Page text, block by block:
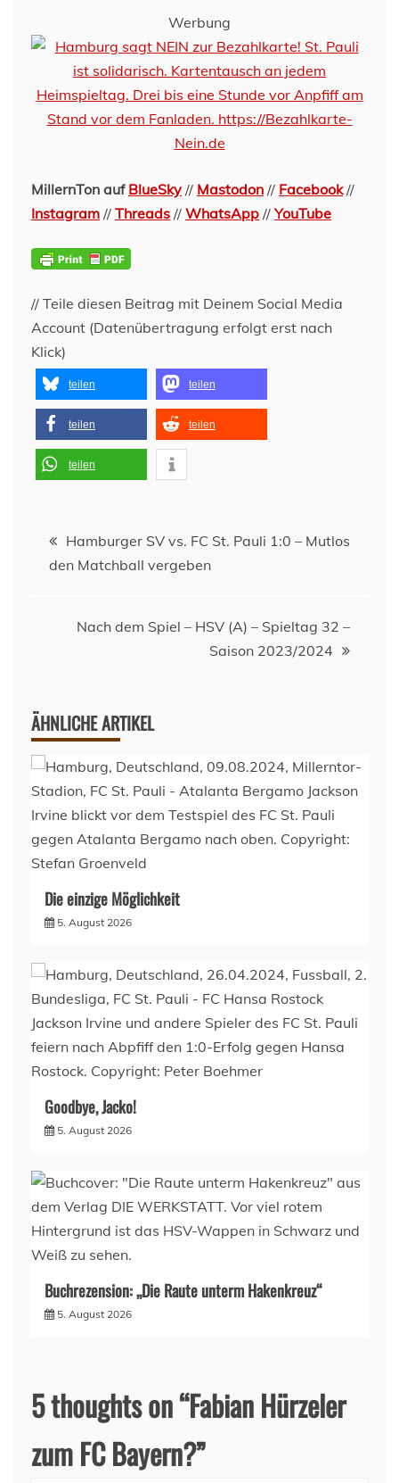
Werbung
MillernTon auf BlueSky // Mastodon // Facebook//
Instagram // Threads // WhatsApp //YouTube
// Teile diesen Beitrag mit Deinem Social Media
Account (Datenübertragung erfolgt erst nach
Klick)
teilen teilen
teilen teilen
teilen
Beitragsnavigation
Hamburger SV vs. FC St. Pauli 1:0 – Mutlos
den Matchball vergeben
Nach dem Spiel – HSV (A) – Spieltag 32 –
Saison 2023/2024
ÄHNLICHE ARTIKEL
Die einzige Möglichkeit
5. August 2026
Goodbye, Jacko!
5. August 2026
Buchrezension: „Die Raute unterm Hakenkreuz“
5. August 2026
5 thoughts on “Fabian Hürzeler
zum FC Bayern?”